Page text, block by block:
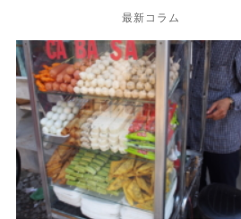
最新コラム